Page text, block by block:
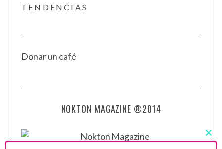
TENDENCIAS
Donar un café
NOKTON MAGAZINE ®2014